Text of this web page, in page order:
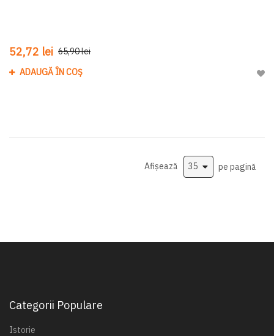
52,72 lei 65,90 lei
ADAUGĂ ÎN COȘ
Afișează pe pagină
Categorii Populare
Istorie